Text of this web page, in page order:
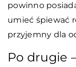
powinno
umieć śpiewać
przyjemny dla
Po drugie